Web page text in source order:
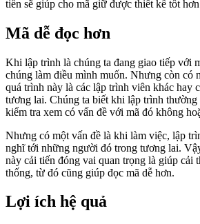
tiến sẽ giúp cho mã giữ được thiết kế tốt
Mã dễ đọc hơn
Khi lập trình là chúng ta đang giao tiếp với
chúng làm điều mình muốn. Nhưng còn có
quá trình này là các lập trình viên khác hay
tương lai. Chúng ta biết khi lập trình thường
kiểm tra xem có vấn đề với mã đó không
Nhưng có một vấn đề là khi làm việc, lập
nghĩ tới những người đó trong tương lai.
này cải tiến đóng vai quan trọng là giúp cải
thống, từ đó cũng giúp đọc mã dễ hơn.
Lợi ích hệ quả